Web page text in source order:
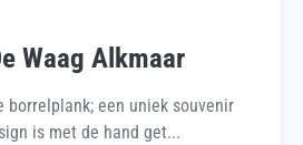
Waag Alkmaar
borrelplank; een uniek souvenir
is met de hand get...